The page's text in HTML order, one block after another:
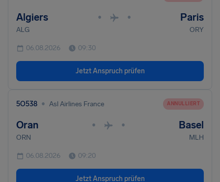
Algiers • • Paris
ALG ORY
06.08.2026 09:30
Jetzt Anspruch prüfen
5O538 • Asl Airlines France ANNULLIERT
Oran • • Basel
ORN MLH
06.08.2026 09:20
Jetzt Anspruch prüfen